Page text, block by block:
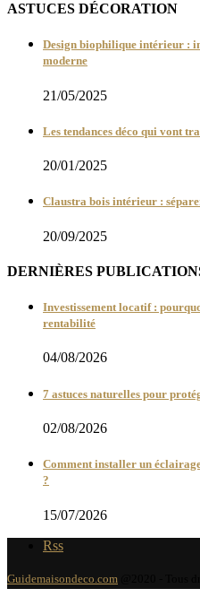
ASTUCES DÉCORATION
Design biophilique intérieur :
moderne
21/05/2025
Les tendances déco qui vont
20/01/2025
Claustra bois intérieur :
20/09/2025
DERNIÈRES
Investissement locatif :
rentabilité
04/08/2026
7 astuces naturelles pour
02/08/2026
Comment installer un
?
15/07/2026
Rss
Guidemaisondeco.com